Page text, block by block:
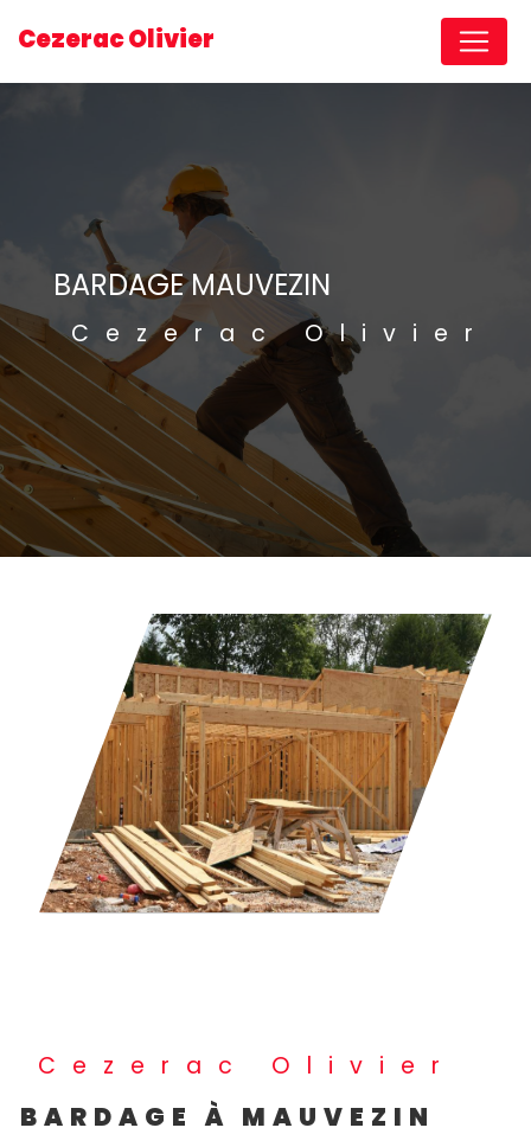
Cezerac Olivier
BARDAGE MAUVEZIN
Cezerac Olivier
Cezerac Olivier
BARDAGE À MAUVEZIN